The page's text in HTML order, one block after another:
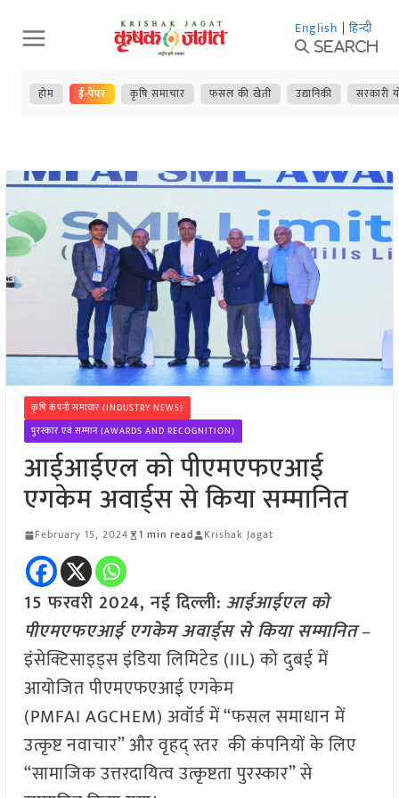
Skip
to
content
English | हिन्दी
Search
होम ई-पेपर कृषि समाचार फसल की खेती उद्यानिकी सरकारी
कृषि कंपनी समाचार (INDUSTRY NEWS)
पुरस्कार एवं सम्मान (AWARDS AND RECOGNITION)
आईआईएल को पीएमएफएआई
एगकेम अवार्ड्स से किया सम्मानित
February 15, 2024 1 min read Krishak Jagat
15 फरवरी 2024, नई दिल्ली: आईआईएल को
पीएमएफएआई एगकेम अवार्ड्स से किया सम्मानित–
इंसेक्टिसाइड्स इंडिया लिमिटेड (IIL) को दुबई में
आयोजित पीएमएफएआई एगकेम
(PMFAI AGCHEM) अवॉर्ड में “फसल समाधान में
उत्कृष्ट नवाचार” और वृहद् स्तर की कंपनियों के लिए
“सामाजिक उत्तरदायित्व उत्कृष्टता पुरस्कार” से